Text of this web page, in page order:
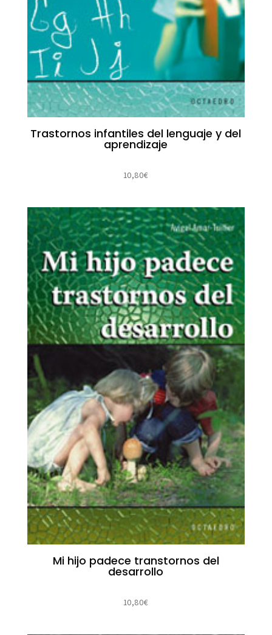
Trastornos infantiles del lenguaje y del
aprendizaje
10,80€
Mi hijo padece transtornos del
desarrollo
10,80€